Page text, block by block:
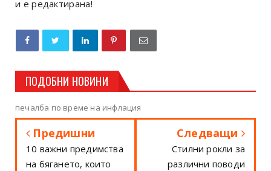
и е редактирана!
ПОДОБНИ НОВИНИ
печалба по време на инфлация
Предишни
10 важни предимства
на бягането, които
Следващи
Стилни рокли за
различни поводи